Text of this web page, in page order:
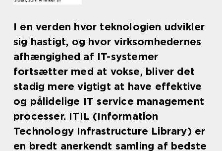
I en verden hvor teknologien udvikler
sig hastigt, og hvor virksomhedernes
afhængighed af IT-systemer
fortsætter med at vokse, bliver det
stadig mere vigtigt at have effektive
og pålidelige IT service management
processer. ITIL (Information
Technology Infrastructure Library) er
en bredt anerkendt samling af bedste